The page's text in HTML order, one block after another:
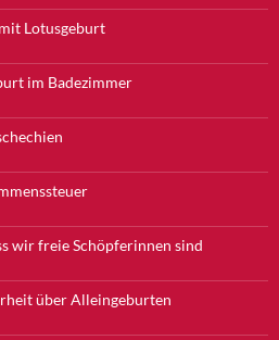
Lotusgeburt
im Badezimmer
wir freie Schöpferinnen sind
über Alleingeburten